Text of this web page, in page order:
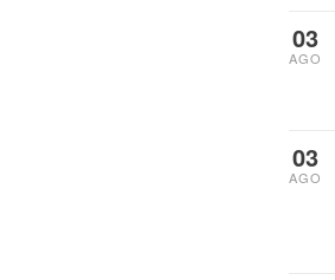
03
AGO
03
AGO